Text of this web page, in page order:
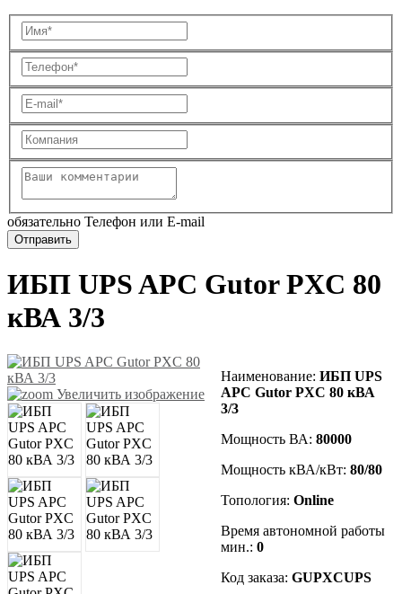
обязательно Телефон или E-mail
ИБП UPS APC Gutor PXC 80
кВА 3/3
Увеличить изображение
Наименование: ИБП UPS
APC Gutor PXC 80 кВА
3/3
Мощность ВА: 80000
Мощность кВА/кВт: 80/80
Топология: Online
Время автономной работы
мин.: 0
Код заказа: GUPXCUPS